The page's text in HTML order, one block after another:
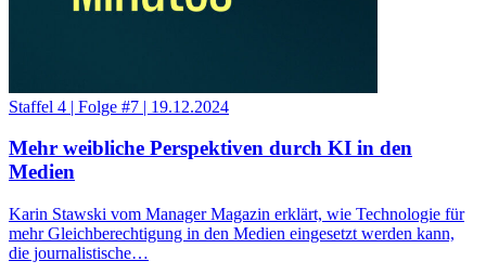
Staffel 4 | Folge #7 | 19.12.2024
Mehr weibliche Perspektiven durch KI in den
Medien
Karin Stawski vom Manager Magazin erklärt, wie Technologie für
mehr Gleichberechtigung in den Medien eingesetzt werden kann,
die journalistische…